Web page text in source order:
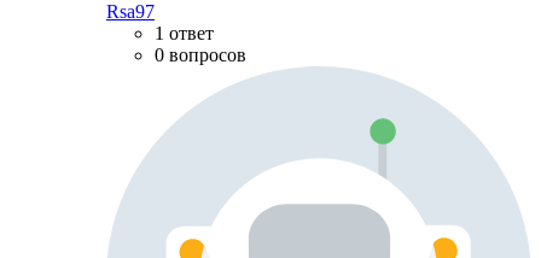
Rsa97
1 ответ
0 вопросов